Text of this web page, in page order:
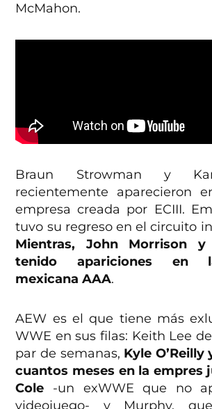
McMahon.
Braun Strowman y
recientemente aparecieron
empresa creada por ECIII.
tuvo su regreso en el circuito
Mientras, John Morrison
tenido apariciones en
mexicana AAA.
AEW es el que tiene más
WWE en sus filas: Keith Lee
par de semanas, Kyle
cuantos meses en la empres
Cole -un exWWE que no
videojuego- y Murphy,